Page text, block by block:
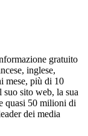
gratuito
inglese,
mese, più di 10
sito web, la sua
quasi 50 milioni di
dei media